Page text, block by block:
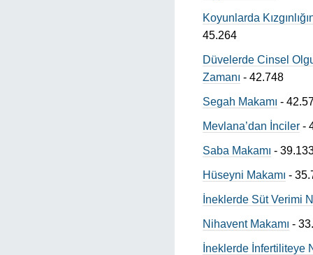
Koyunlarda
45.264
Düvelerde Cinsel
Zamanı - 42.748
Segah Makamı -
Mevlana’dan İnciler -
Saba Makamı -
Hüseyni Makamı -
İneklerde Süt Verimi
Nihavent Makamı -
İneklerde İnfertiliteye